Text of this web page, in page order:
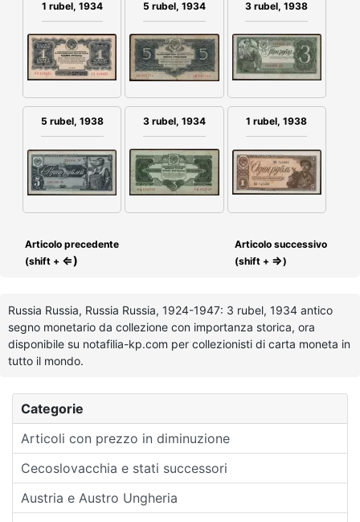
Categorie
Articoli con prezzo in diminuzione
Cecoslovacchia e stati successori
Austria e Austro Ungheria
1 rubel, 1934 5 rubel, 1934 3 rubel, 1938
5 rubel, 1938 3 rubel, 1934 1 rubel, 1938
Articolo precedente
(shift + ⇐)
Articolo successivo
(shift + ⇒)
Russia Russia, Russia Russia, 1924-1947: 3 rubel, 1934 antico
segno monetario da collezione con importanza storica, ora
disponibile su notafilia-kp.com per collezionisti di carta moneta in
tutto il mondo.